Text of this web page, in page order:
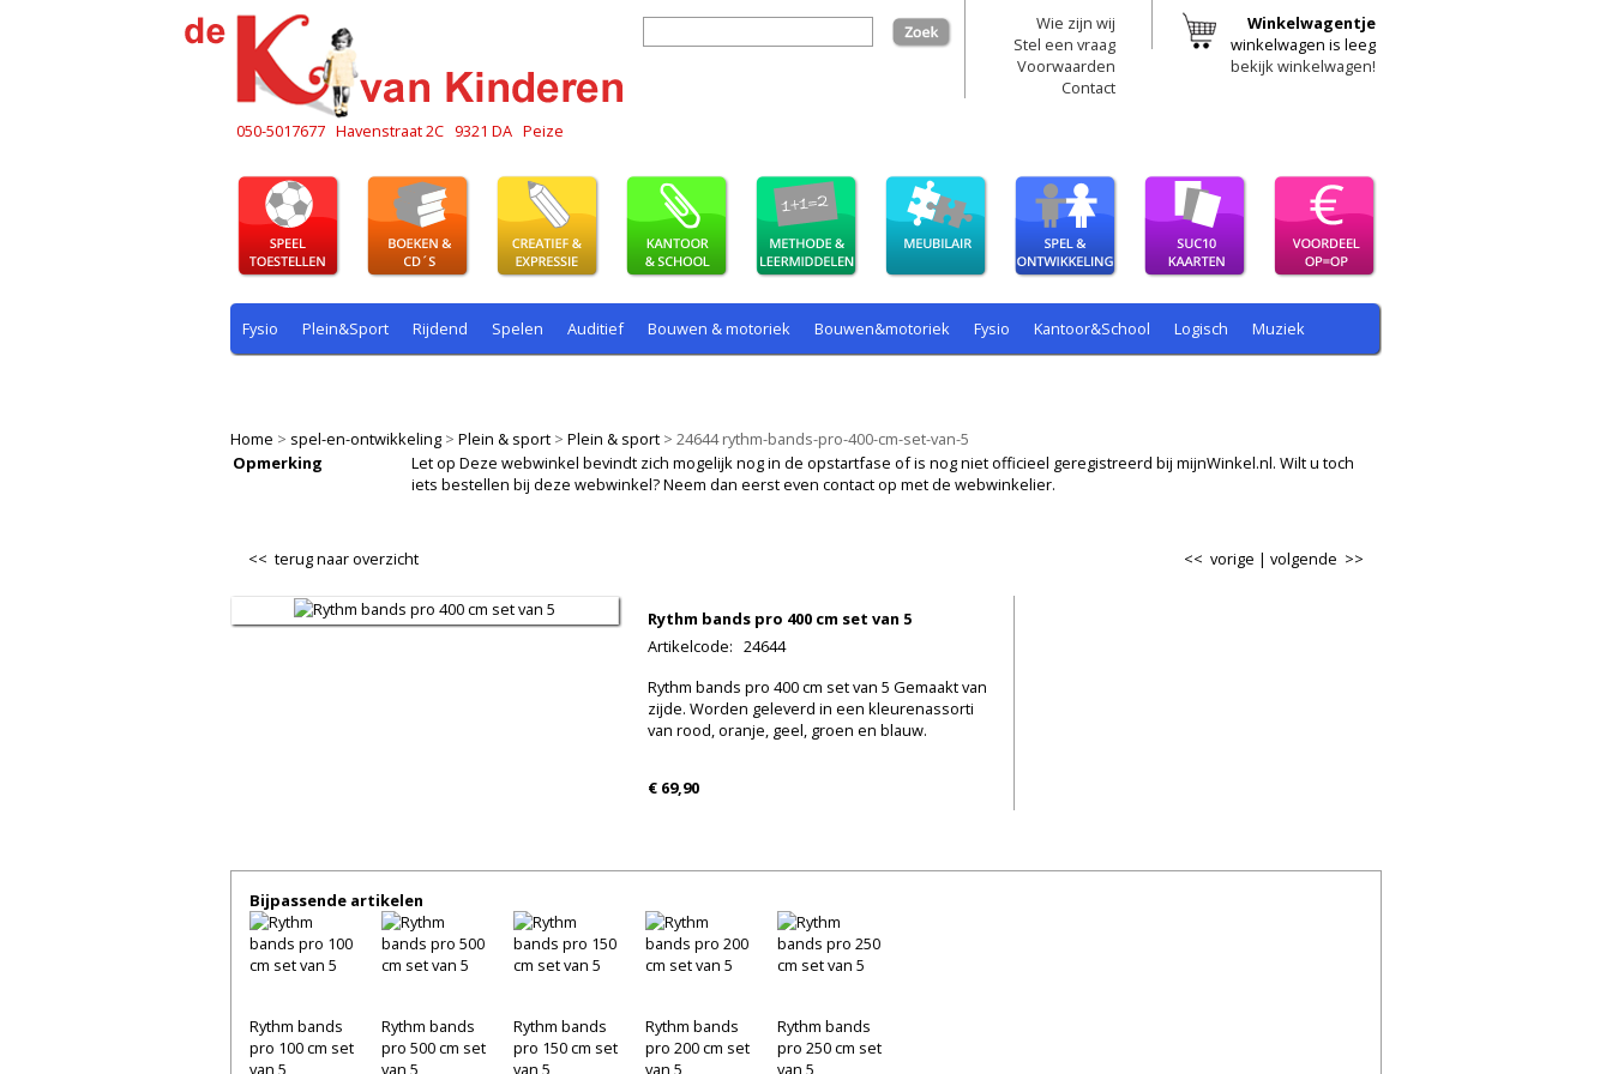
050-5017677 Havenstraat 2C 9321 DA Peize
zoek
Wie zijn wij
Stel een vraag
Voorwaarden
Contact
Winkelwagentje
winkelwagen is leeg
bekijk winkelwagen!
Fysio Plein&Sport Rijdend Spelen Auditief Bouwen & motoriek Bouwen&motoriek Fysio Kantoor&School Logisch Muziek
Home > spel-en-ontwikkeling > Plein & sport > Plein & sport > 24644 rythm-bands-pro-400-cm-set-van-5
Opmerking
Let op Deze webwinkel bevindt zich mogelijk nog in de opstartfase of is nog niet officieel geregistreerd bij mijnWinkel.nl. Wilt u toch
iets bestellen bij deze webwinkel? Neem dan eerst even contact op met de webwinkelier.
<< terug naar overzicht volgende >>
<< vorige |
Rythm bands pro 400 cm set van 5
Artikelcode: 24644
Rythm bands pro 400 cm set van 5 Gemaakt van
zijde. Worden geleverd in een kleurenassorti
van rood, oranje, geel, groen en blauw.
€ 69,90
Bijpassende artikelen
Rythm bands
pro 100 cm set
van 5
Rythm bands
pro 500 cm set
van 5
Rythm bands
pro 150 cm set
van 5
Rythm bands
pro 200 cm set
van 5
Rythm bands
pro 250 cm set
van 5